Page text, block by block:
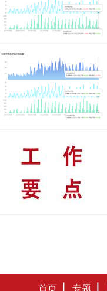
首页 专题